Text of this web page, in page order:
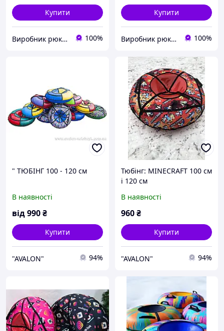
Купити
Виробник рюкзаків "VA" 100%
Купити
Виробник рюкзаків "VA" 100%
" ТЮБІНГ 100 - 120 см
В наявності
від990₴
Купити
"AVALON" 94%
Тюбінг: МINECRAFT 100 см
і 120 см
В наявності
960₴
Купити
"AVALON" 94%